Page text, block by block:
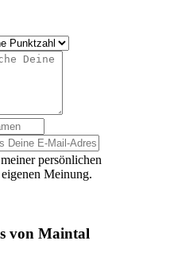
persönlichen
Meinung.
von Maintal